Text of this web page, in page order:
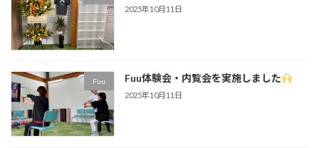
2025年10月11日
Fuu Fuu体験会・内覧会を実施しました
2025年10月11日